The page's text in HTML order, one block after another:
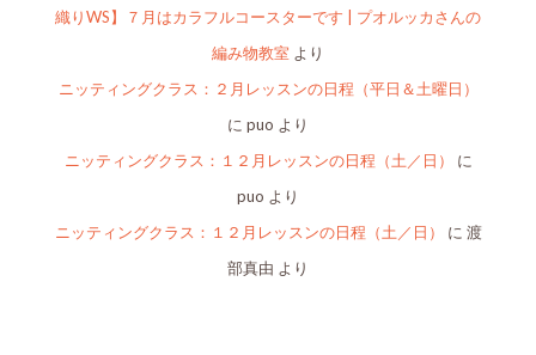
織りWS】７月はカラフルコースターです | プオルッカさんの
編み物教室 より
ニッティングクラス：２月レッスンの日程（平日＆土曜日）
に puo より
ニッティングクラス：１２月レッスンの日程（土／日）
に
puo より
ニッティングクラス：１２月レッスンの日程（土／日）
に 渡
部真由 より